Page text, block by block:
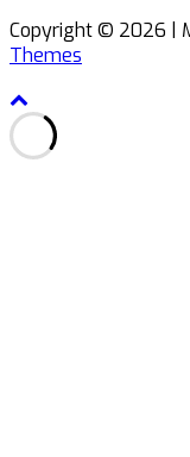
Copyright © 2026 |
Themes